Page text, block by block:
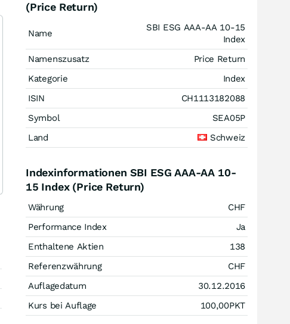
(Price Return)
Name
SBI ESG AAA-AA 10-15
Index
Namenszusatz
Price Return
Kategorie
Index
ISIN
CH1113182088
Symbol
SEA05P
Land
Schweiz
Indexinformationen SBI ESG AAA-AA 10-
15 Index (Price Return)
Währung
CHF
Performance Index
Ja
Enthaltene Aktien
138
Referenzwährung
CHF
Auflagedatum
30.12.2016
Kurs bei Auflage
100,00PKT